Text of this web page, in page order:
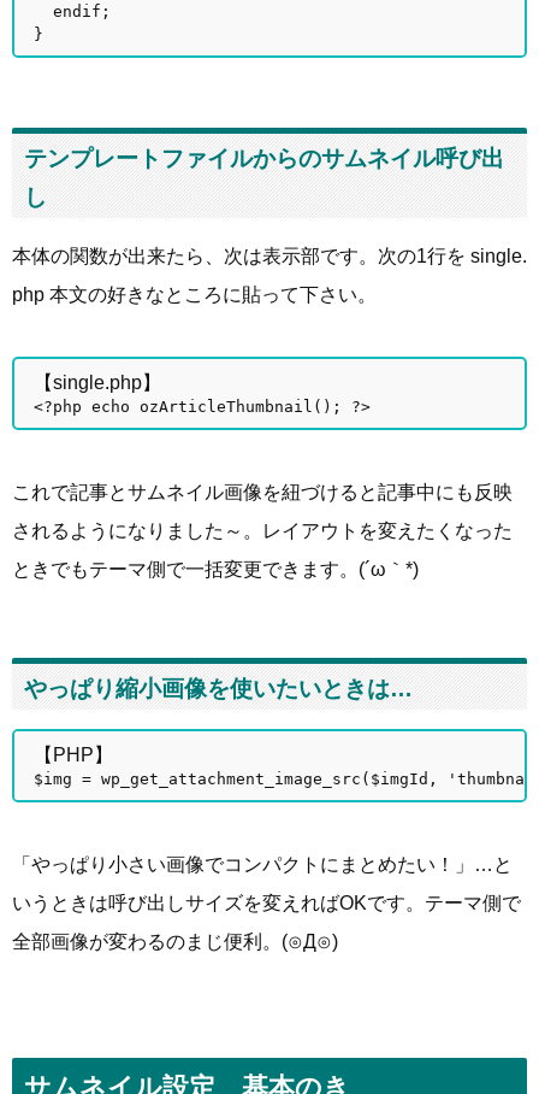
endif;
}
テンプレートファイルからのサムネイル呼び出
し
本体の関数が出来たら、次は表示部です。次の1行を single.
php 本文の好きなところに貼って下さい。
【single.php】
<?php echo ozArticleThumbnail(); ?>
これで記事とサムネイル画像を紐づけると記事中にも反映
されるようになりました～。レイアウトを変えたくなった
ときでもテーマ側で一括変更できます。(´ω｀*)
やっぱり縮小画像を使いたいときは…
【PHP】
$img = wp_get_attachment_image_src($imgId,
「やっぱり小さい画像でコンパクトにまとめたい！」…と
いうときは呼び出しサイズを変えればOKです。テーマ側で
全部画像が変わるのまじ便利。(⊙Д⊙)
サムネイル設定 基本のき